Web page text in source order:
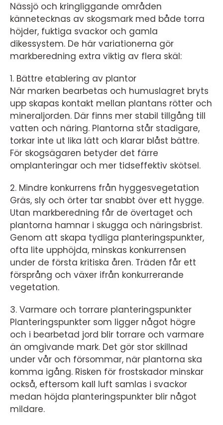
Nässjö och kringliggande områden
kännetecknas av skogsmark med både torra
höjder, fuktiga svackor och gamla
dikessystem. De här variationerna gör
markberedning extra viktig av flera skäl:
1. Bättre etablering av plantor
När marken bearbetas och humuslagret bryts
upp skapas kontakt mellan plantans rötter och
mineraljorden. Där finns mer stabil tillgång till
vatten och näring. Plantorna står stadigare,
torkar inte ut lika lätt och klarar blåst bättre.
För skogsägaren betyder det färre
omplanteringar och mer tidseffektiv skötsel.
2. Mindre konkurrens från hyggesvegetation
Gräs, sly och örter tar snabbt över ett hygge.
Utan markberedning får de övertaget och
plantorna hamnar i skugga och näringsbrist.
Genom att skapa tydliga planteringspunkter,
ofta lite upphöjda, minskas konkurrensen
under de första kritiska åren. Träden får ett
försprång och växer ifrån konkurrerande
vegetation.
3. Varmare och torrare planteringspunkter
Planteringspunkter som ligger något högre
och i bearbetad jord blir torrare och varmare
än omgivande mark. Det gör stor skillnad
under vår och försommar, när plantorna ska
komma igång. Risken för frostskador minskar
också, eftersom kall luft samlas i svackor
medan höjda planteringspunkter blir något
mildare.